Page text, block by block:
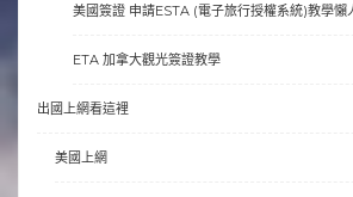
美國簽證 申請ESTA (電子旅行授權系統)教學懶
ETA 加拿大觀光簽證教學
出國上網看這裡
美國上網